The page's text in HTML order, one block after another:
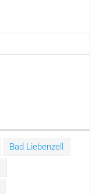
Bad Liebenzell